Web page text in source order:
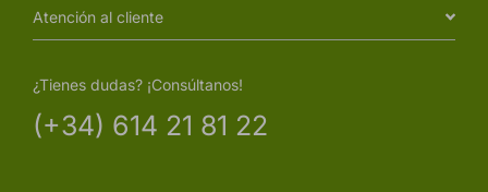
Atención al cliente
¿Tienes dudas? ¡Consúltanos!
(+34) 614 21 81 22